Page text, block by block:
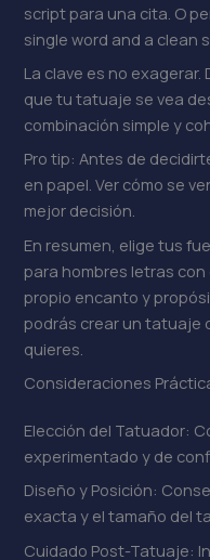
script para una cita. O
single word and a clean
La clave es no
que tu tatuaje se vea
combinación simple y
Pro tip: Antes de
en papel. Ver cómo se
mejor decisión.
En resumen, elige tus
para hombres letras
propio encanto y
podrás crear un tatuaje
quieres.
Consideraciones
Elección del Tatuador:
experimentado y de
Diseño y Posición:
exacta y el tamaño del
Cuidado Post-Tatuaje: